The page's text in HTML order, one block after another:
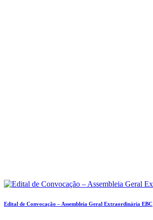
Edital de Convocação – Assembleia Geral Extraordinária EBC